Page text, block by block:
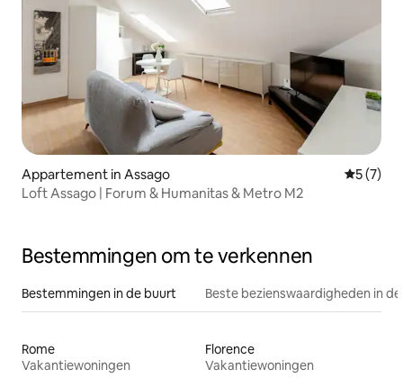
Appartement in Assago
5 (7)
Loft Assago | Forum & Humanitas & Metro M2
Bestemmingen om te verkennen
Bestemmingen in de buurt Beste bezienswaardigheden in
Rome
Vakantiewoningen
Florence
Vakantiewoningen